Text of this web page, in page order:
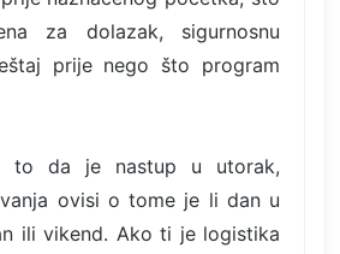
za dolazak, sigurnosnu
prije nego što program
to da je nastup u utorak,
ovisi o tome je li dan u
ili vikend. Ako ti je logistika